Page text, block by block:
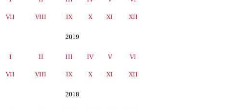
VII VIII IX X XI XII
2019
I II III IV V VI
VII VIII IX X XI XII
2018